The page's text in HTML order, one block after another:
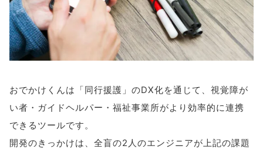
おでかけくんは「同行援護」のDX化を通じて、視覚障が
い者・ガイドヘルパー・福祉事業所がより効率的に連携
できるツールです。
開発のきっかけは、全盲の2人のエンジニアが上記の課題